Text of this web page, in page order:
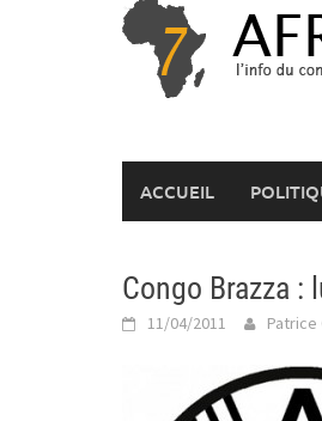
ACCUEIL
Congo Brazza
11/04/2011 Patrice